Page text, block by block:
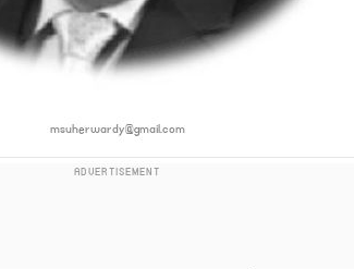
msuherwardy@gmail.com